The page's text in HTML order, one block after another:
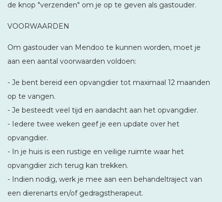
de knop "verzenden" om je op te geven als gastouder.
VOORWAARDEN
Om gastouder van Mendoo te kunnen worden, moet je
aan een aantal voorwaarden voldoen:
- Je bent bereid een opvangdier tot maximaal 12 maanden
op te vangen.
- Je besteedt veel tijd en aandacht aan het opvangdier.
- Iedere twee weken geef je een update over het
opvangdier.
- In je huis is een rustige en veilige ruimte waar het
opvangdier zich terug kan trekken.
- Indien nodig, werk je mee aan een behandeltraject van
een dierenarts en/of gedragstherapeut.